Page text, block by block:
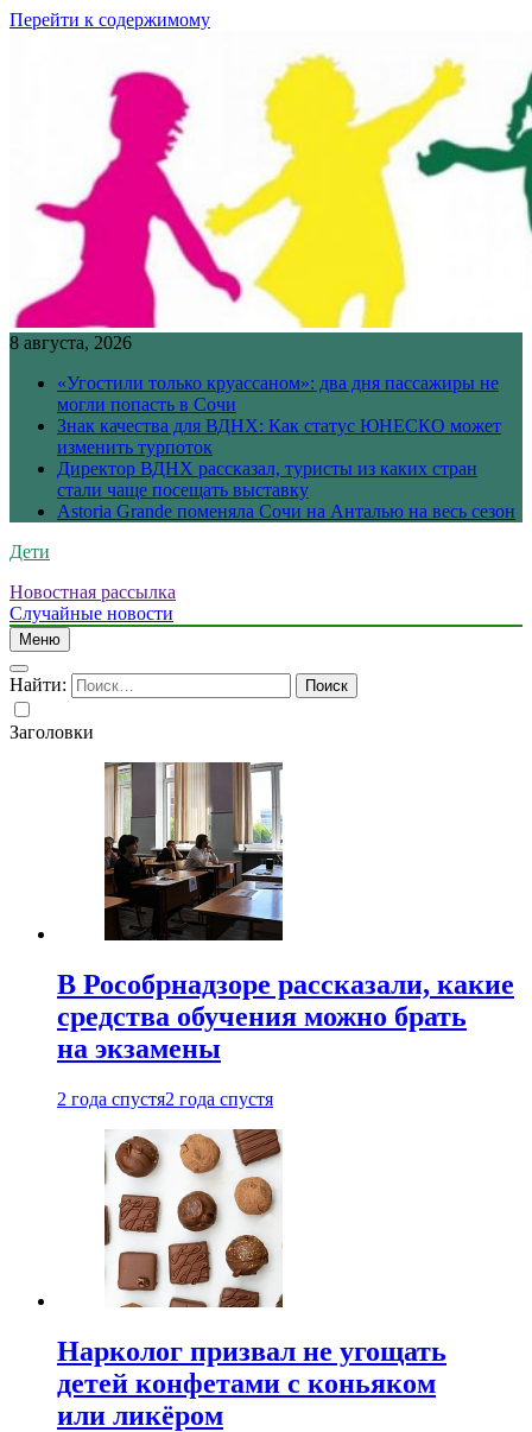
Перейти к содержимому
8 августа, 2026
«Угостили только круассаном»: два дня пассажиры не
могли попасть в Сочи
Знак качества для ВДНХ: Как статус ЮНЕСКО может
изменить турпоток
Директор ВДНХ рассказал, туристы из каких стран
стали чаще посещать выставку
Astoria Grande поменяла Сочи на Анталью на весь сезон
Дети
Новостная рассылка
Случайные новости
Меню
Найти:
Заголовки
В Рособрнадзоре рассказали, какие
средства обучения можно брать
на экзамены
2 года спустя2 года спустя
Нарколог призвал не угощать
детей конфетами с коньяком
или ликёром